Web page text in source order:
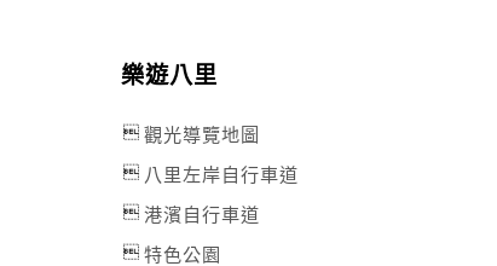
樂遊八里
觀光導覽地圖
八里左岸自行車道
港濱自行車道
特色公園